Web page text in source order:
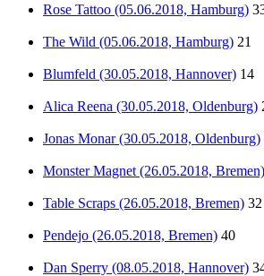
Rose Tattoo (05.06.2018, Hamburg)
The Wild (05.06.2018, Hamburg) 21
Blumfeld (30.05.2018, Hannover) 14
Alica Reena (30.05.2018, Oldenburg)
Jonas Monar (30.05.2018, Oldenburg)
Monster Magnet (26.05.2018, Bremen)
Table Scraps (26.05.2018, Bremen) 32
Pendejo (26.05.2018, Bremen) 40
Dan Sperry (08.05.2018, Hannover)